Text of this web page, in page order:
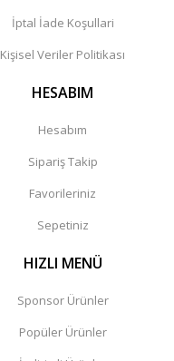
İptal İade Koşullari
Kişisel Veriler Politikası
HESABIM
Hesabım
Sipariş Takip
Favorileriniz
Sepetiniz
HIZLI MENÜ
Sponsor Ürünler
Popüler Ürünler